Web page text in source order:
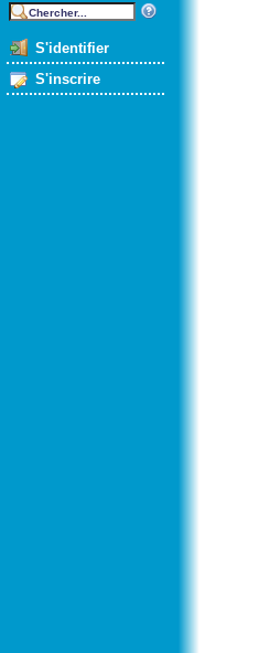
S'identifier
S'inscrire